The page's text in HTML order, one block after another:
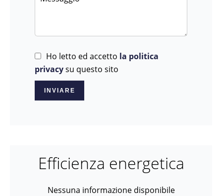
Ho letto ed accetto la politica
privacysu questo sito
INVIARE
Efficienza energetica
Nessuna informazione disponibile